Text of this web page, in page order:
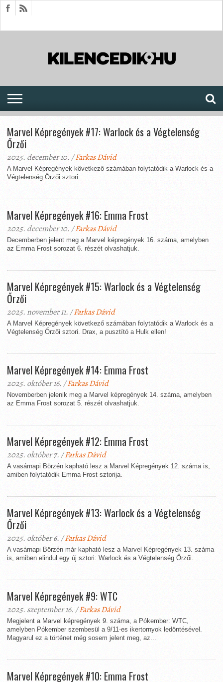
Marvel Képregények #17: Warlock és a Végtelenség
Őrzői
2025. december 10. /Farkas Dávid
A Marvel Képregények következő számában folytatódik a Warlock és a
Végtelenség Őrzői sztori.
Marvel Képregények #16: Emma Frost
2025. december 10. /Farkas Dávid
Decemberben jelent meg a Marvel képregények 16. száma, amelyben
az Emma Frost sorozat 6. részét olvashatjuk.
Marvel Képregények #15: Warlock és a Végtelenség
Őrzői
2025. november 11. /Farkas Dávid
A Marvel Képregények következő számában folytatódik a Warlock és a
Végtelenség Őrzői sztori. Drax, a pusztító a Hulk ellen!
Marvel Képregények #14: Emma Frost
2025. október 16. /Farkas Dávid
Novemberben jelenik meg a Marvel képregények 14. száma, amelyben
az Emma Frost sorozat 5. részét olvashatjuk.
Marvel Képregények #12: Emma Frost
2025. október 7. /Farkas Dávid
A vasárnapi Börzén kapható lesz a Marvel Képregények 12. száma is,
amiben folytatódik Emma Frost sztorija.
Marvel Képregények #13: Warlock és a Végtelenség
Őrzői
2025. október 6. /Farkas Dávid
A vasárnapi Börzén már kapható lesz a Marvel Képregények 13. száma
is, amiben elindul egy új sztori: Warlock és a Végtelenség Őrzői.
Marvel Képregények #9: WTC
2025. szeptember 16. /Farkas Dávid
Megjelent a Marvel képregények 9. száma, a Pókember: WTC,
amelyben Pókember szembesül a 9/11-es ikertornyok ledöntésével.
Magyarul ez a történet még sosem jelent meg, az...
Marvel Képregények #10: Emma Frost